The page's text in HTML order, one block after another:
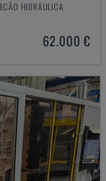
HIDRÁULICA
62.000 €